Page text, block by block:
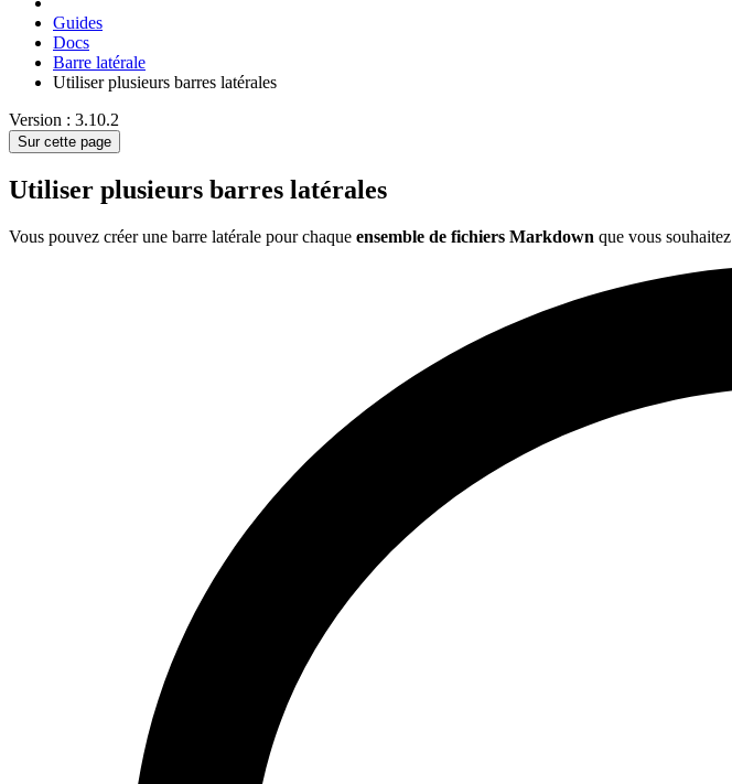
Guides
Docs
Barre latérale
Utiliser plusieurs barres latérales
Version : 3.10.2
Sur cette page
Utiliser plusieurs barres latérales
Vous pouvez créer une barre latérale pour chaque ensemble de fichiers Markdown que vous souhaitez